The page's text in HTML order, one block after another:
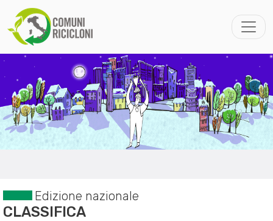
Edizione nazionale
CLASSIFICA